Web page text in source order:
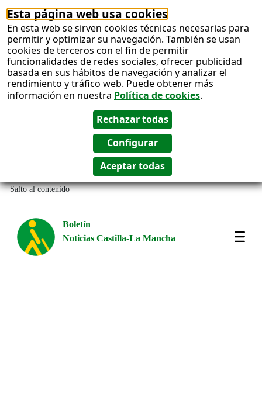
Esta página web usa cookies
En esta web se sirven cookies técnicas necesarias para
permitir y optimizar su navegación. También se usan
cookies de terceros con el fin de permitir
funcionalidades de redes sociales, ofrecer publicidad
basada en sus hábitos de navegación y analizar el
rendimiento y tráfico web. Puede obtener más
información en nuestra Política de cookies.
Salto al contenido
Boletín
Noticias Castilla-La Mancha